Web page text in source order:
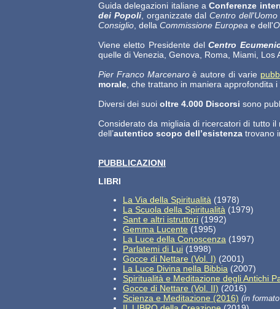
Guida delegazioni italiane aConferenze
dei Popoli, organizzate dalCentro dell'Uomo
Consiglio , della Commissione Europea e dell'
Viene eletto Presidente del Centro
quelle di Venezia, Genova, Roma, Miami, Los
Pier Franco Marcenaroè autore di varie
morale , che trattano in maniera approfondita
Diversi dei suoi oltre 4.000 Discorsi sono
Considerato da migliaia di ricercatori di tutto il
dell’autentico scopo dell’esistenza trovano
PUBBLICAZIONI
LIBRI
La Via della Spiritualità (1978)
La Scuola della Spiritualità (1979)
Sant e altri istruttori (1992)
Gemma Lucente (1995)
La Luce della Conoscenza (1997)
Parlatemi di Lui (1998)
Gocce di Nettare (Vol. I) (2001)
La Luce Divina nella Bibbia (2007)
Spiritualità e Meditazione degli Antichi
Gocce di Nettare (Vol. II) (2016)
Scienza e Meditazione (2016) (in